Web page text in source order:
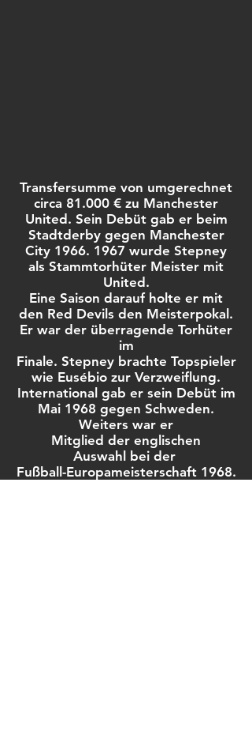
Transfersumme von umgerechnet
circa 81.000 € zu Manchester
United. Sein Debüt gab er beim
Stadtderby gegen Manchester
City 1966. 1967 wurde Stepney
als Stammtorhüter Meister mit
United.
Eine Saison darauf holte er mit
den Red Devils den Meisterpokal.
Er war der überragende Torhüter
im
Finale. Stepney brachte Topspieler
wie Eusébio zur Verzweiflung.
International gab er sein Debüt im
Mai 1968 gegen Schweden.
Weiters war er
Mitglied der englischen
Auswahl bei der
Fußball-Europameisterschaft 1968.